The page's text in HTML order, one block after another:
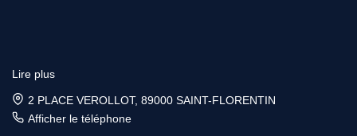
Lire plus
2 PLACE VEROLLOT, 89000 SAINT-FLORENTIN
Afficher le téléphone